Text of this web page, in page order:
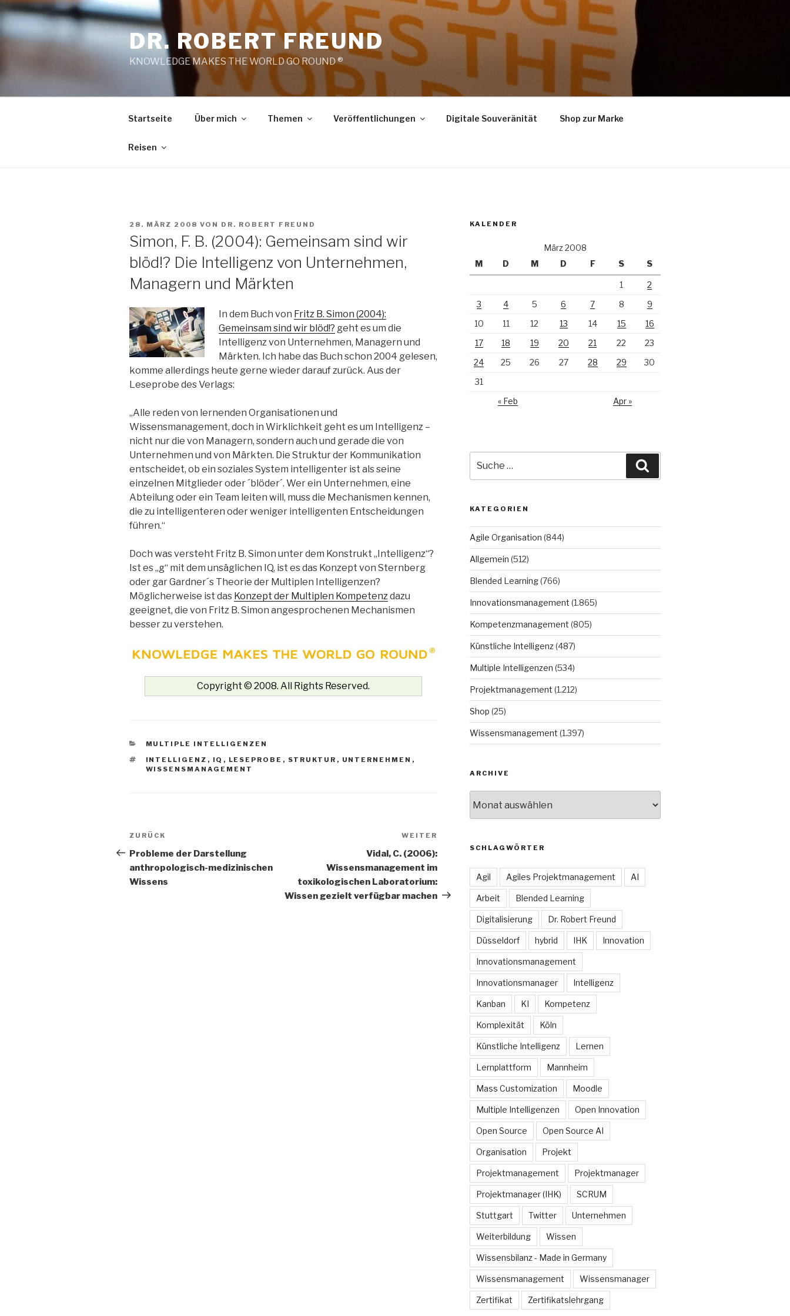
Zum
Inhalt
springen
DR. ROBERT FREUND
KNOWLEDGE MAKES THE WORLD GO ROUND ®
Startseite Über mich Themen Veröffentlichungen Digitale Souveränität Shop zur Marke
Reisen
VERÖFFENTLICHT
28. MÄRZ 2008 VON DR. ROBERT FREUND
Simon, F. B. (2004): Gemeinsam sind wir
blöd!? Die Intelligenz von Unternehmen,
Managern und Märkten
In dem Buch von Fritz B. Simon (2004):
Gemeinsam sind wir blöd!? geht es um die
Intelligenz von Unternehmen, Managern und
Märkten. Ich habe das Buch schon 2004 gelesen,
komme allerdings heute gerne wieder darauf zurück. Aus der
Leseprobe des Verlags:
„Alle reden von lernenden Organisationen und
Wissensmanagement, doch in Wirklichkeit geht es um Intelligenz –
nicht nur die von Managern, sondern auch und gerade die von
Unternehmen und von Märkten. Die Struktur der Kommunikation
entscheidet, ob ein soziales System intelligenter ist als seine
einzelnen Mitglieder oder ´blöder´. Wer ein Unternehmen, eine
Abteilung oder ein Team leiten will, muss die Mechanismen kennen,
die zu intelligenteren oder weniger intelligenten Entscheidungen
führen.“
Doch was versteht Fritz B. Simon unter dem Konstrukt „Intelligenz“?
Ist es „g“ mit dem unsäglichen IQ, ist es das Konzept von Sternberg
oder gar Gardner´s Theorie der Multiplen Intelligenzen?
Möglicherweise ist das Konzept der Multiplen Kompetenzdazu
geeignet, die von Fritz B. Simon angesprochenen Mechanismen
besser zu verstehen.
Copyright © 2008. All Rights Reserved.
KATEGORIEN
MULTIPLE INTELLIGENZEN
SCHLAGWÖRTER
INTELLIGENZ , IQ , LESEPROBE , STRUKTUR , UNTERNEHMEN ,
WISSENSMANAGEMENT
Beitrags-
Navigation
Vorheriger
Beitrag
ZURÜCK
Probleme der Darstellung
anthropologisch-medizinischen
Wissens
Beitrag
WEITER
Vidal, C. (2006):
Wissensmanagement im
toxikologischen Laboratorium:
Wissen gezielt verfügbar machen
KALENDER
März 2008
M
D M D F S S
1
2
3
4 5 6 7 8
9
10
11 12 13 14 15
16
17
18 19 20 21 22
23
24
25 26 27 28 29
30
31
« Feb
Apr »
nach:
KATEGORIEN
Agile Organisation (844)
Allgemein (512)
Blended Learning(766)
Innovationsmanagement (1.865)
Kompetenzmanagement (805)
Künstliche Intelligenz(487)
Multiple Intelligenzen (534)
Projektmanagement (1.212)
Shop (25)
Wissensmanagement (1.397)
ARCHIVE
SCHLAGWÖRTER
Agil Agiles Projektmanagement AI
Arbeit Blended Learning
Digitalisierung Dr. Robert Freund
Düsseldorf hybrid IHK Innovation
Innovationsmanagement
Innovationsmanager Intelligenz
Kanban KI Kompetenz
Komplexität Köln
Künstliche Intelligenz Lernen
Lernplattform Mannheim
Mass Customization Moodle
Multiple Intelligenzen Open Innovation
Open Source Open Source AI
Organisation Projekt
Projektmanagement Projektmanager
Projektmanager (IHK) SCRUM
Stuttgart Twitter Unternehmen
Weiterbildung Wissen
Wissensbilanz - Made in Germany
Wissensmanagement Wissensmanager
Zertifikat Zertifikatslehrgang